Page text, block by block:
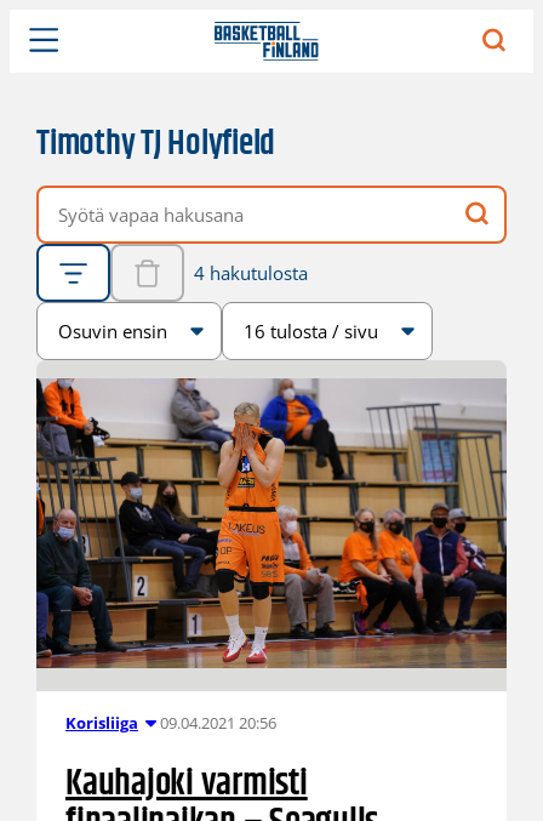
Timothy TJ Holyfield
Vapaa hakusana
4 hakutulosta
Järjestys
Sivukoko
Korisliiga 09.04.2021 20:56
Kauhajoki varmisti